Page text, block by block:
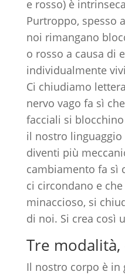
e rosso) è
Purtroppo, spesso
noi rimangano
o rosso a causa di
individualmente
Ci chiudiamo
nervo vago fa sì
facciali si
il nostro
diventi più
cambiamento fa sì
ci circondano e
minaccioso, si
di noi. Si crea così
Tre
Il nostro corpo è in